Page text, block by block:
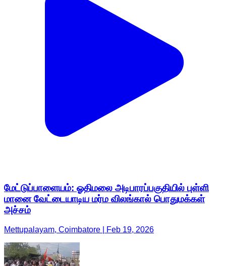
மேட்டுப்பாளையம்: ஓதிமலை அடிபாரப்பகுதியில் புள்ளி
மானை வேட்டையாடிய மர்ம விலங்கால் பொதுமக்கள்
அச்சம்
Mettupalayam, Coimbatore | Feb 19, 2026